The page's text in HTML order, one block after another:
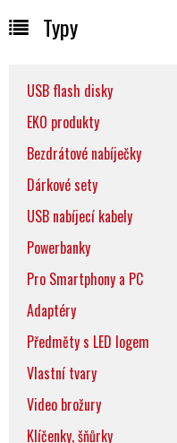
Typy
USB flash disky
EKO produkty
Bezdrátové nabíječky
Dárkové sety
USB nabíjecí kabely
Powerbanky
Pro Smartphony a PC
Adaptéry
Předměty s LED logem
Vlastní tvary
Video brožury
Klíčenky, šňůrky